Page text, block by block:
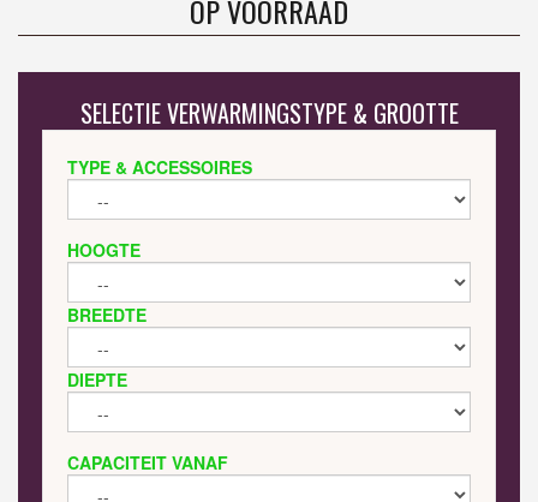
OP VOORRAAD
SELECTIE VERWARMINGSTYPE & GROOTTE
TYPE & ACCESSOIRES
HOOGTE
BREEDTE
DIEPTE
CAPACITEIT VANAF